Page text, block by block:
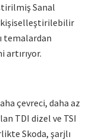
Sanal
kişiselleştirilebilir
temalardan
artırıyor.
çevreci, daha az
TDI dizel ve TSI
Skoda, şarjlı